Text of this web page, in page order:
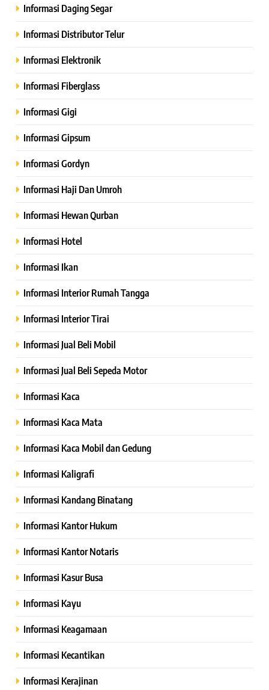
Informasi Daging Segar
Informasi Distributor Telur
Informasi Elektronik
Informasi Fiberglass
Informasi Gigi
Informasi Gipsum
Informasi Gordyn
Informasi Haji Dan Umroh
Informasi Hewan Qurban
Informasi Hotel
Informasi Ikan
Informasi Interior Rumah Tangga
Informasi Interior Tirai
Informasi Jual Beli Mobil
Informasi Jual Beli Sepeda Motor
Informasi Kaca
Informasi Kaca Mata
Informasi Kaca Mobil dan Gedung
Informasi Kaligrafi
Informasi Kandang Binatang
Informasi Kantor Hukum
Informasi Kantor Notaris
Informasi Kasur Busa
Informasi Kayu
Informasi Keagamaan
Informasi Kecantikan
Informasi Kerajinan